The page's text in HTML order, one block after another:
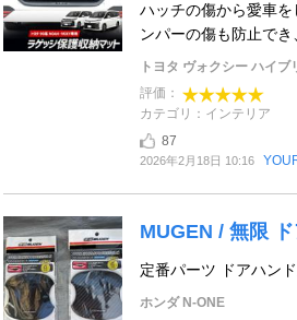
ハッチの傷から愛車
ンパーの傷も防止で
トヨタ ヴォクシー ハイブ
評価：
カテゴリ：インテリア
87
2026年2月18日 10:16
MUGEN / 無限
定番パーツ ドアハン
ホンダ N-ONE